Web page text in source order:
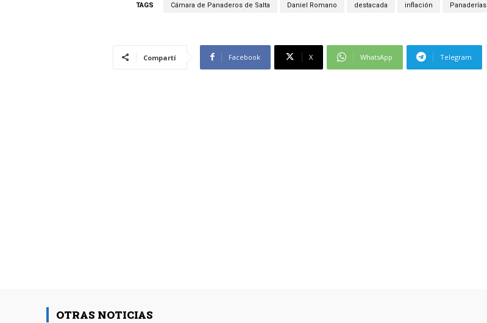
TAGS Cámara de Panaderos de Salta Daniel Romano destacada inflación Panaderías
Compartí Facebook X WhatsApp Telegram
OTRAS NOTICIAS